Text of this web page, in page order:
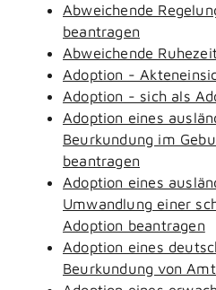
Abweichende
beantragen
Abweichende
Adoption -
Adoption - sich als
Adoption eines
Beurkundung im
beantragen
Adoption eines
Umwandlung einer
Adoption beantragen
Adoption eines
Beurkundung von